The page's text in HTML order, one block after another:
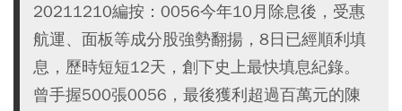
20211210編按：0056今年10月除息後，受惠
航運、面板等成分股強勢翻揚，8日已經順利填
息，歷時短短12天，創下史上最快填息紀錄。
曾手握500張0056，最後獲利超過百萬元的陳